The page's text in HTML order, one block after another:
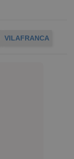
VILAFRANCA